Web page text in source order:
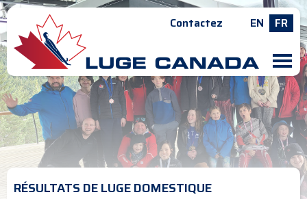
Contactez EN FR
M
RÉSULTATS DE LUGE DOMESTIQUE